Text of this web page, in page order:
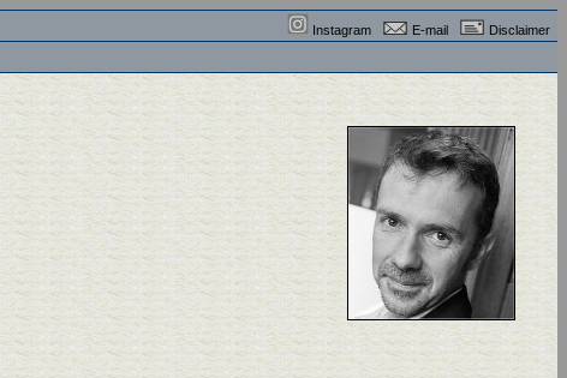
Instagram E-mail Disclaimer